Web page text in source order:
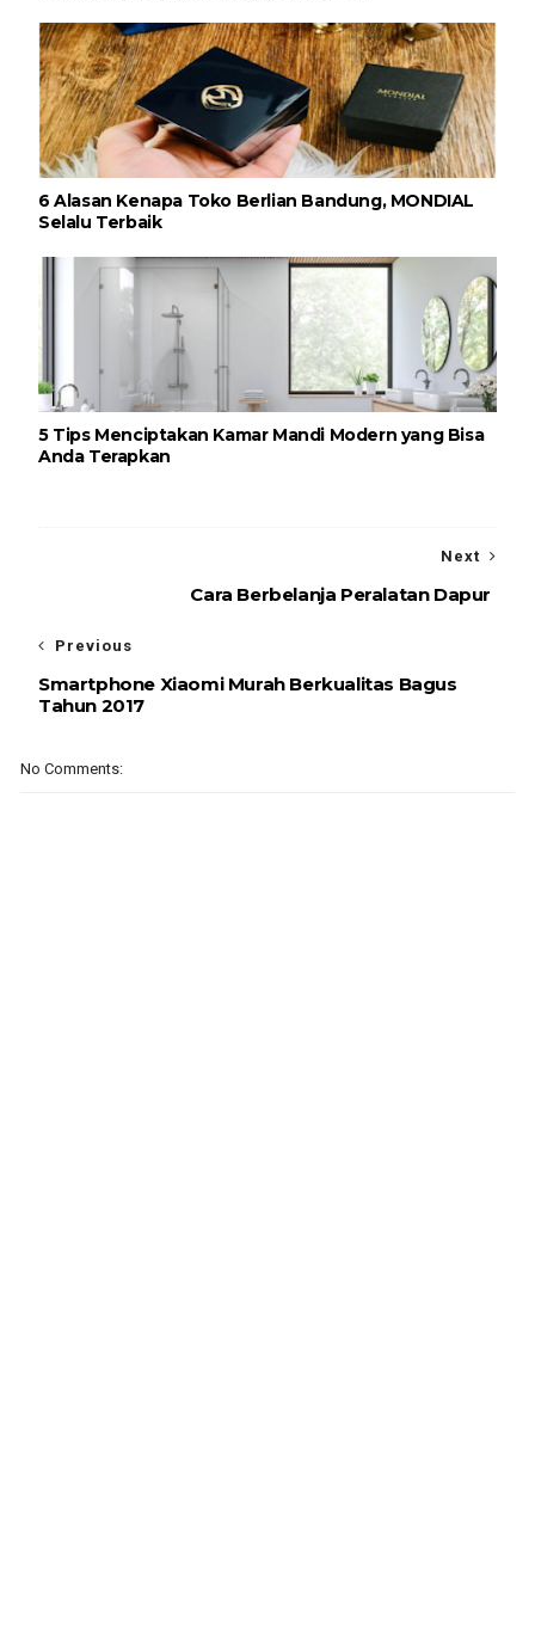
6 Alasan Kenapa Toko Berlian Bandung, MONDIAL
Selalu Terbaik
5 Tips Menciptakan Kamar Mandi Modern yang Bisa
Anda Terapkan
Next
Cara Berbelanja Peralatan Dapur
Previous
Smartphone Xiaomi Murah Berkualitas Bagus
Tahun 2017
No Comments: